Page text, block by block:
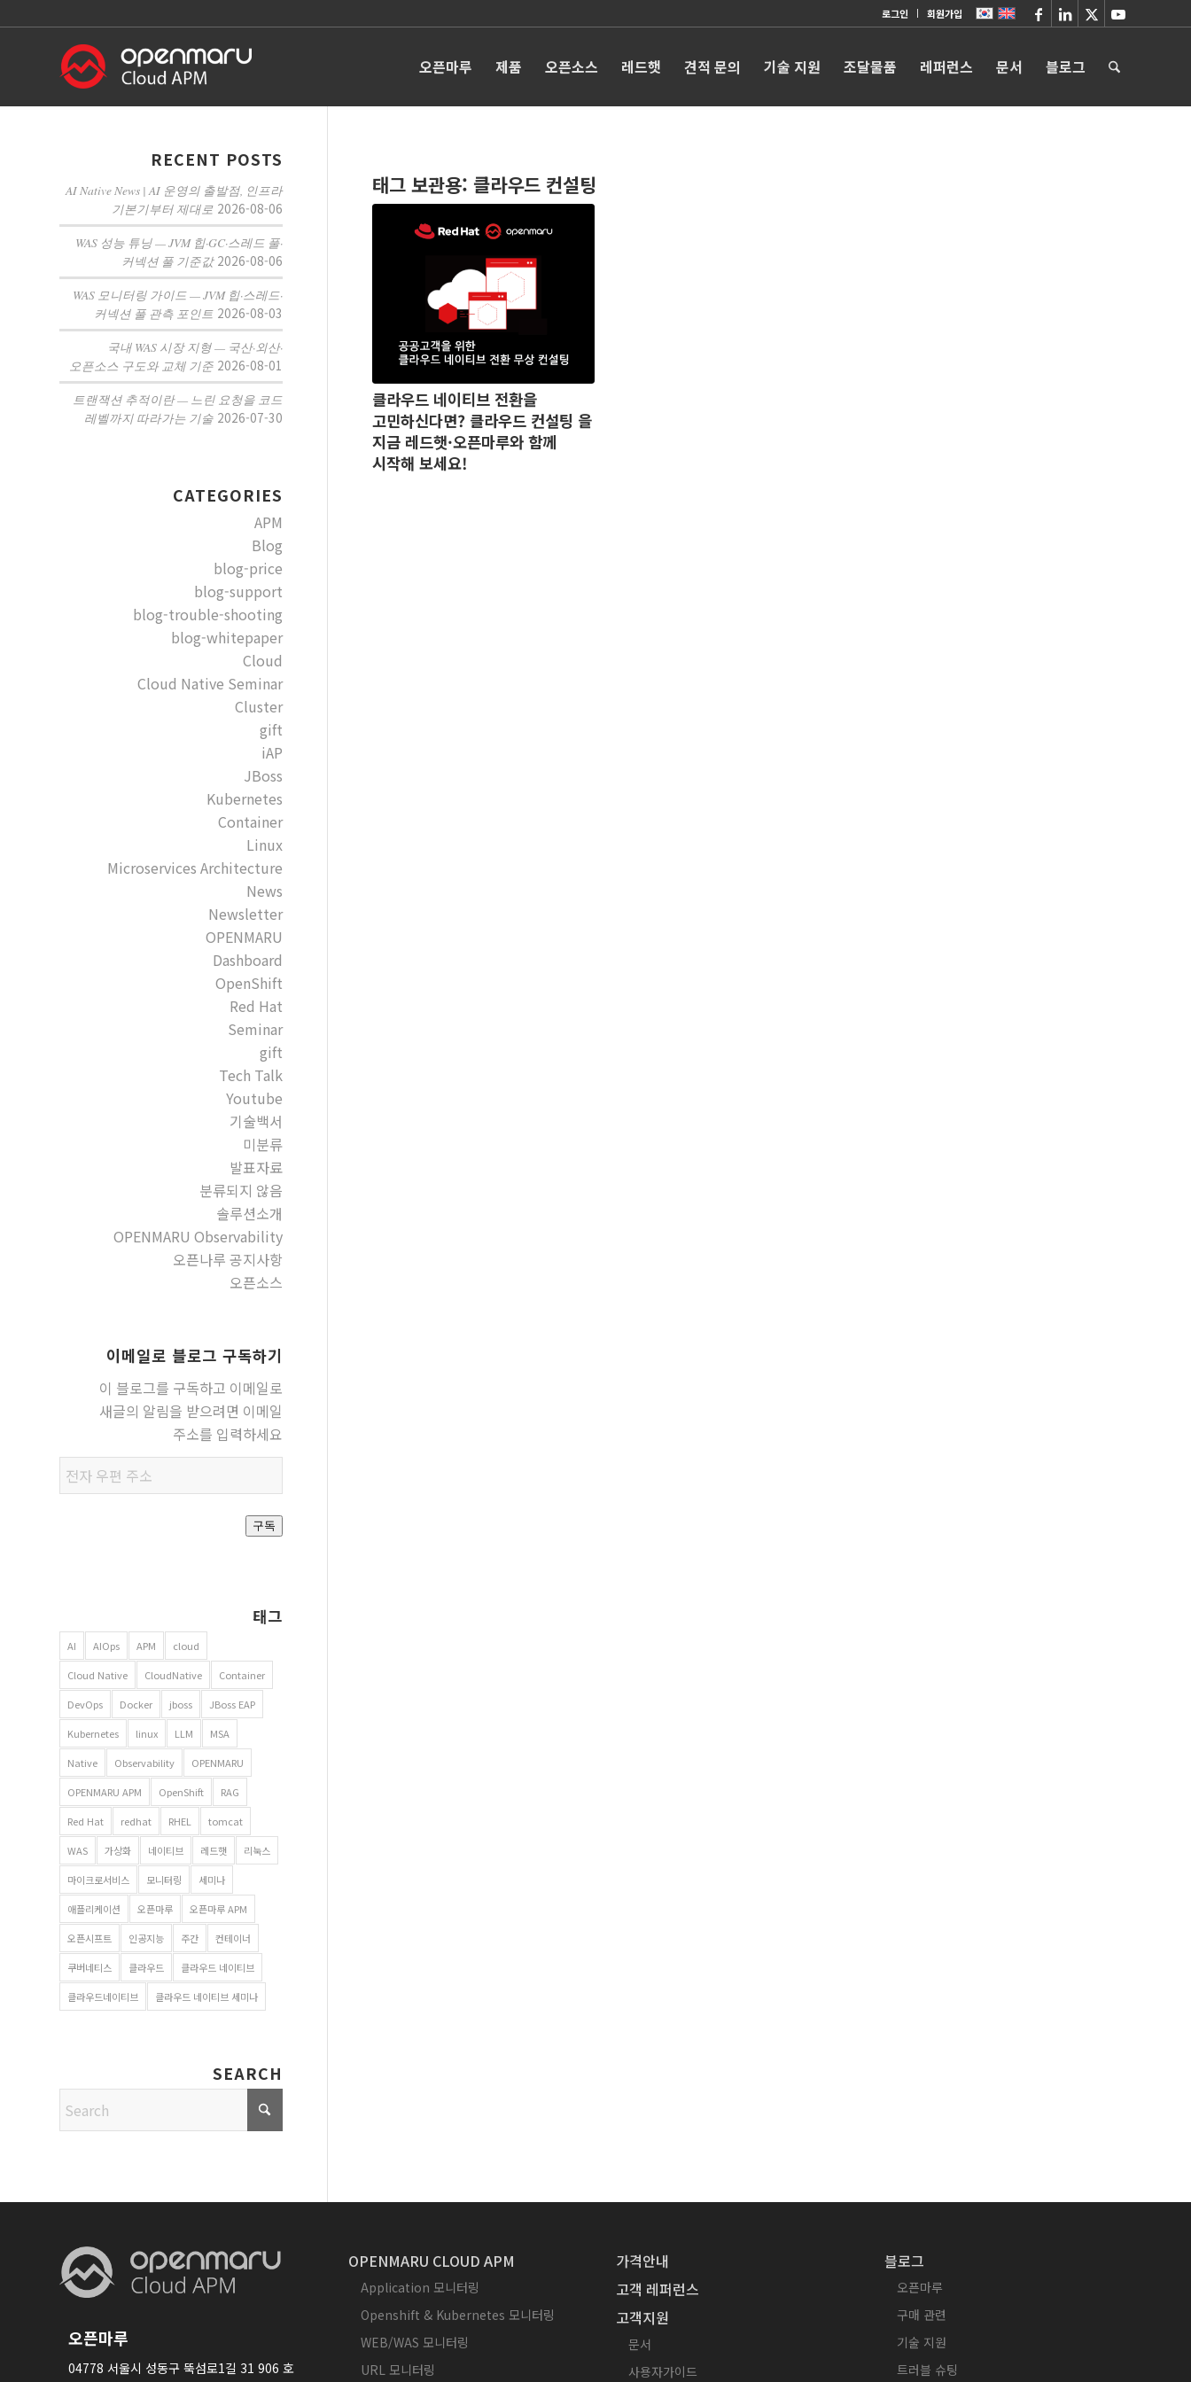
로그인 회원가입
오픈마루 제품 오픈소스 레드햇 견적 문의 기술 지원 조달물품 레퍼런스 문서 블로그
태그 보관용: 클라우드 컨설팅
클라우드 네이티브 전환을
고민하신다면? 클라우드 컨설팅 을
지금 레드햇·오픈마루와 함께
시작해 보세요!
RECENT POSTS
AI Native News | AI 운영의 출발점, 인프라
기본기부터 제대로 2026-08-06
WAS 성능 튜닝 — JVM 힙·GC·스레드 풀·
커넥션 풀 기준값 2026-08-06
WAS 모니터링 가이드 — JVM 힙·스레드·
커넥션 풀 관측 포인트 2026-08-03
국내 WAS 시장 지형 — 국산·외산·
오픈소스 구도와 교체 기준 2026-08-01
트랜잭션 추적이란 — 느린 요청을 코드
레벨까지 따라가는 기술 2026-07-30
CATEGORIES
APM
Blog
blog-price
blog-support
blog-trouble-shooting
blog-whitepaper
Cloud
Cloud Native Seminar
Cluster
gift
iAP
JBoss
Kubernetes
Container
Linux
Microservices Architecture
News
Newsletter
OPENMARU
Dashboard
OpenShift
Red Hat
Seminar
gift
Tech Talk
Youtube
기술백서
미분류
발표자료
분류되지 않음
솔루션소개
OPENMARU Observability
오픈나루 공지사항
오픈소스
이메일로 블로그 구독하기
이 블로그를 구독하고 이메일로
새글의 알림을 받으려면 이메일
주소를 입력하세요
우편
주소
구독
태그
AI AIOps APM cloud
Cloud Native CloudNative Container
DevOps Docker jboss JBoss EAP
Kubernetes linux LLM MSA
Native Observability OPENMARU
OPENMARU APM OpenShift RAG
Red Hat redhat RHEL tomcat
WAS 가상화 네이티브 레드햇 리눅스
마이크로서비스 모니터링 세미나
애플리케이션 오픈마루 오픈마루 APM
오픈시프트 인공지능 주간 컨테이너
쿠버네티스 클라우드 클라우드 네이티브
클라우드네이티브 클라우드 네이티브 세미나
SEARCH
오픈마루
04778 서울시 성동구 뚝섬로1길 31 906 호
OPENMARU CLOUD APM
Application 모니터링
Openshift & Kubernetes 모니터링
WEB/WAS 모니터링
URL 모니터링
가격안내
고객 레퍼런스
고객지원
문서
사용자가이드
블로그
오픈마루
구매 관련
기술 지원
트러블 슈팅